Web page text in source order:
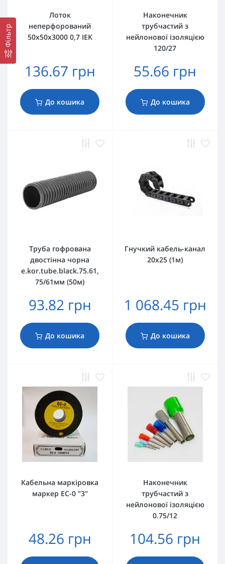
Фільтр
Лоток
неперфорований
50х50х3000 0,7 IEK
136.67 грн
До кошика
Наконечник
трубчастий з
нейлонової ізоляцією
120/27
55.66 грн
До кошика
Труба гофрована
двостінна чорна
e.kor.tube.black.75.61,
75/61мм (50м)
93.82 грн
До кошика
Гнучкий кабель-канал
20х25 (1м)
1 068.45 грн
До кошика
Кабельна маркіровка
маркер EC-0 "3"
48.26 грн
Наконечник
трубчастий з
нейлонової ізоляцією
0.75/12
104.56 грн